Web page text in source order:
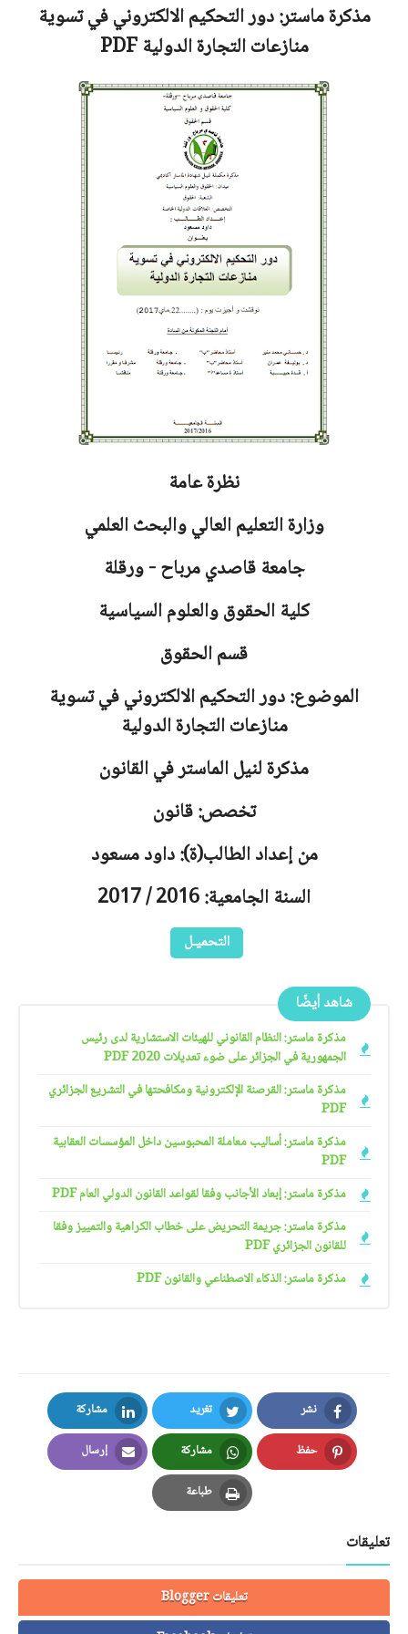
مذكرة ماستر:دور التحكيم الالكتروني في تسوية
منازعات التجارة الدولية PDF
نظرة عامة
وزارة التعليم العالي والبحث العلمي
جامعةقاصدي مرباح - ورقلة
كلية الحقوق والعلوم السياسية
قسم الحقوق
الموضوع: دور التحكيم الالكتروني في تسوية
منازعات التجارة الدولية
مذكرة لنيل الماستر في القانون
تخصص: قانون
من إعداد الطالب(ة): داود مسعود
السنة الجامعية: 2016 / 2017
التحميـل
شاهد أيضًا
مذكرة ماستر: النظام القانوني للهيئات الاستشارية لدى رئيس
الجمهورية في الجزائر على ضوء تعديلات 2020 PDF
مذكرة ماستر: القرصنة الإلكترونية ومكافحتها في التشريع الجزائري
PDF
مذكرة ماستر: أساليب معاملة المحبوسين داخل المؤسسات العقابية
PDF
مذكرة ماستر: إبعاد الأجانب وفقا لقواعد القانون الدولي العام PDF
مذكرة ماستر: جريمة التحريض على خطاب الكراهية والتمييز وفقا
للقانون الجزائري PDF
مذكرة ماستر: الذكاء الاصطناعي والقانون PDF
نشر
Facebook
تغريد
Twitter
مشاركة
LinkedIn
حفظ
Pinterest
مشاركة
Whatsapp
إرسال
Email
طباعة
Print
تعليقات
تعليقات Blogger